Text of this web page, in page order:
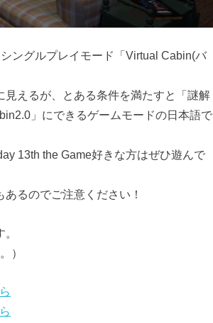
ングルプレイモード「Virtual Cabin(バ
えるが、とある条件を満たすと「謎解
」にできるゲームモードの日本語で
13th the Game好きな方はぜひ遊んで
るのでご注意ください！
）